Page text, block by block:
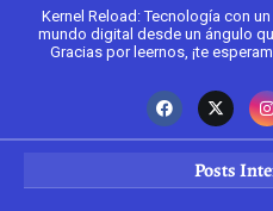
Kernel Reload: Tecnología con
mundo digital desde un ángulo
Gracias por leernos, ¡te
Posts